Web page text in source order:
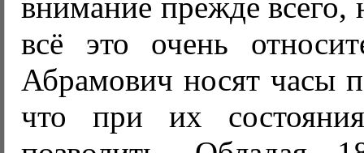
внимание прежде всего,
всё это очень
Абрамович носят часы
что при их